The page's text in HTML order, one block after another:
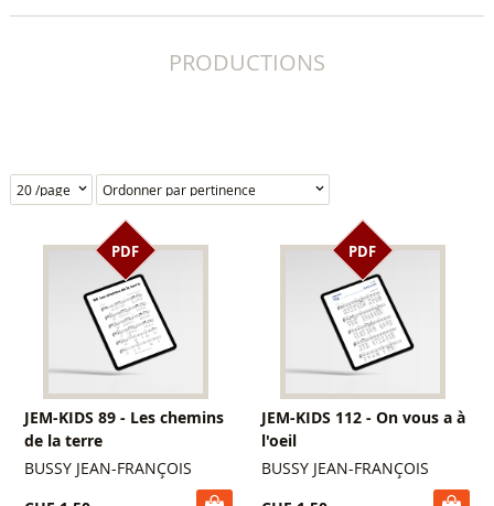
PRODUCTIONS
PDF
JEM-KIDS 89 - Les chemins
de la terre
BUSSY JEAN-FRANÇOIS
PDF
JEM-KIDS 112 - On vous a à
l'oeil
BUSSY JEAN-FRANÇOIS